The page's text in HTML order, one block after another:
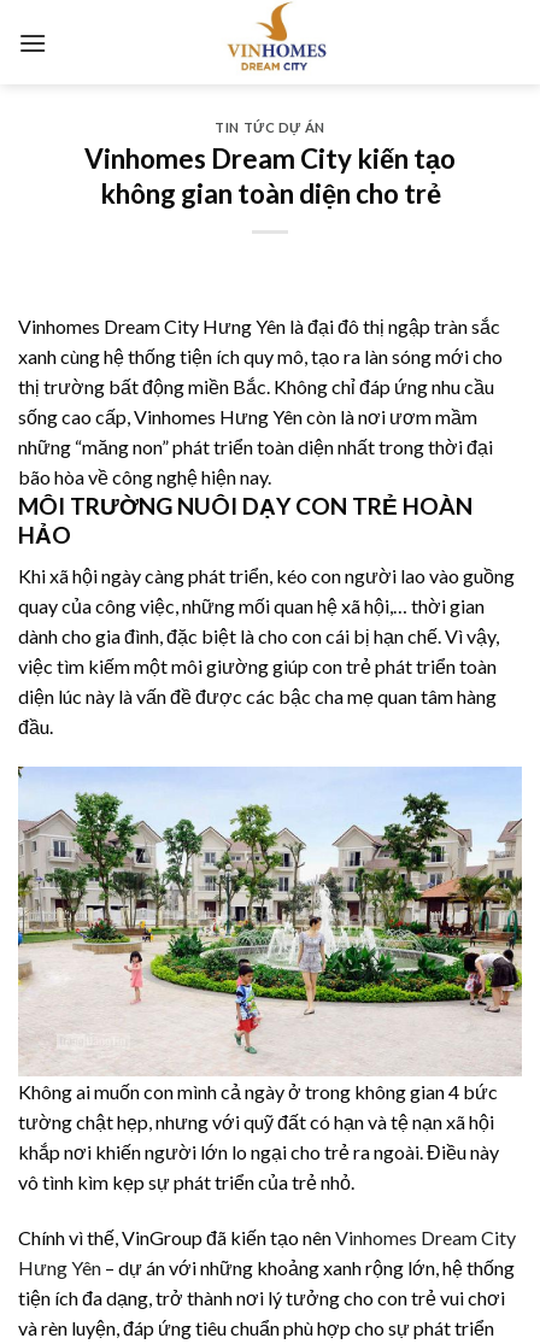
TIN TỨC DỰ ÁN
Vinhomes Dream City kiến tạo
không gian toàn diện cho trẻ
Vinhomes Dream City Hưng Yên là đại đô thị ngập tràn sắc
xanh cùng hệ thống tiện ích quy mô, tạo ra làn sóng mới cho
thị trường bất động miền Bắc. Không chỉ đáp ứng nhu cầu
sống cao cấp, Vinhomes Hưng Yên còn là nơi ươm mầm
những “măng non” phát triển toàn diện nhất trong thời đại
bão hòa về công nghệ hiện nay.
MÔI TRƯỜNG NUÔI DẠY CON TRẺ HOÀN
HẢO
Khi xã hội ngày càng phát triển, kéo con người lao vào guồng
quay của công việc, những mối quan hệ xã hội,… thời gian
dành cho gia đình, đặc biệt là cho con cái bị hạn chế. Vì vậy,
việc tìm kiếm một môi giường giúp con trẻ phát triển toàn
diện lúc này là vấn đề được các bậc cha mẹ quan tâm hàng
đầu.
Không ai muốn con mình cả ngày ở trong không gian 4 bức
tường chật hẹp, nhưng với quỹ đất có hạn và tệ nạn xã hội
khắp nơi khiến người lớn lo ngại cho trẻ ra ngoài. Điều này
vô tình kìm kẹp sự phát triển của trẻ nhỏ.
Chính vì thế, VinGroup đã kiến tạo nênVinhomes Dream City
Hưng Yên – dự án với những khoảng xanh rộng lớn, hệ thống
tiện ích đa dạng, trở thành nơi lý tưởng cho con trẻ vui chơi
và rèn luyện, đáp ứng tiêu chuẩn phù hợp cho sự phát triển